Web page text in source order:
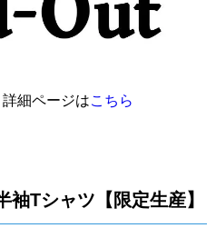
細ページはこちら
Tシャツ【限定生産】